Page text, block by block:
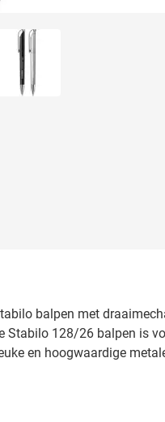
imageView larger image
balpen met
Stabilo 128/26 balpen is
en hoogwaardige